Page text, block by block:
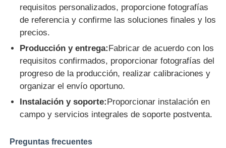
requisitos personalizados, proporcione fotografías
de referencia y confirme las soluciones finales y los
precios.
Producción y entrega:Fabricar de acuerdo con los
requisitos confirmados, proporcionar fotografías del
progreso de la producción, realizar calibraciones y
organizar el envío oportuno.
Instalación y soporte:Proporcionar instalación en
campo y servicios integrales de soporte postventa.
Preguntas frecuentes